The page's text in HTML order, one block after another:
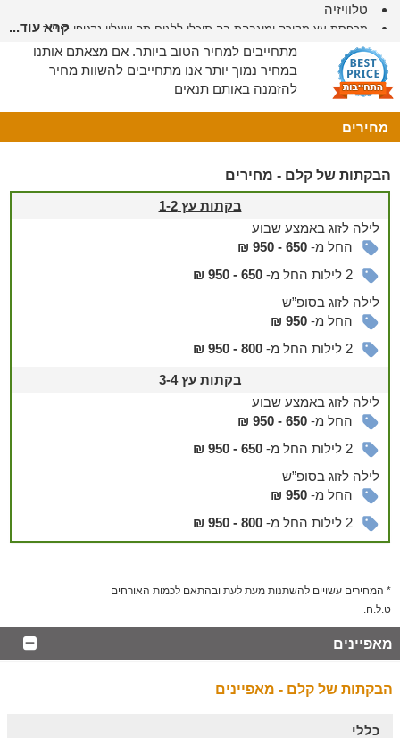
טלוויזיה
מרפסת עץ מקורה ומוגבהת בה תוכלו ללגום תה שעליו נקטפו היישר
מגינת התבלינים שבגינה
מתחם החוץ
גינה ירוקה ושופעת ובה שלל הפתעות
ופינוקים
גינת צמחי תבלין מזמינה לשימוש האורחים ופינת חי קטנה
מול האורווה תמצאו את פינת בישול ובה כירת גז, מנגל גז ופחמים,
טאבון עצים לפיתות ומאפים, סירי פוייקה להכנת תבשילי קדרה
וסאג' לאפיית פיתות בדואיות. למעונינים, תינתן הדרכה במקום.
הבריכה
בעונת הרחצה, תוכלו לבקר בבריכת השחייה המחודשת של המושב,
הממוקמת במרחק הליכה קצר ממתחם האירוח. חוויה מרעננת לכל
המשפחה בימי הקיץ החמים בערבה.
ניתן להזמין
ארוחות עשירות לחובבי הקולינריה
באפשרותכם ליהנות מארוחת בוקר עשירה ומגוונת, המורכבת
ממיטב חומרי הגלם ומוגשת במקום מדי יום - היישר לבקתה או
לחצר.
בנוסף, תוכלו להזמין ארוחות רומנטיות בבקתה ובפינות קסם
מיוחדות במדבר - מומלץ במיוחד בשקיעה ובלילות ירח. יובל יארגן,
*בתאום מראש עם צוות האירוח ובתוספת תשלום.
טוב לדעת
הסביבה
קרא עוד...
מתחייבים למחיר הטוב ביותר. אם מצאתם אותנו
במחיר נמוך יותר אנו מתחייבים להשוות מחיר
להזמנה באותם תנאים
מחירים
הבקתות של קלם - מחירים
בקתות עץ 1-2
לילהלזוג באמצע שבוע
החל מ-650 - 950 ₪
2 לילות החל מ-
650 - 950 ₪
לילהלזוג בסופ”ש
החל מ-950 ₪
2 לילות החל מ-
800 - 950 ₪
בקתות עץ 3-4
לילהלזוג באמצע שבוע
החל מ-650 - 950 ₪
2 לילות החל מ-
650 - 950 ₪
לילהלזוג בסופ”ש
החל מ-950 ₪
2 לילות החל מ-
800 - 950 ₪
* המחירים עשויים להשתנות מעת לעת ובהתאם לכמות האורחים
ט.ל.ח.
מאפיינים
הבקתות של קלם - מאפיינים
כללי